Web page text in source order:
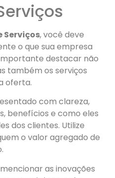
Serviços, você deve
o que sua empresa
destacar não
também os serviços
oferta.
com clareza,
benefícios e como eles
dos clientes. Utilize
o valor agregado de
as inovações